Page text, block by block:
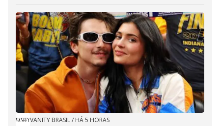
VANITY BRASIL/ HÁ 5 HORAS